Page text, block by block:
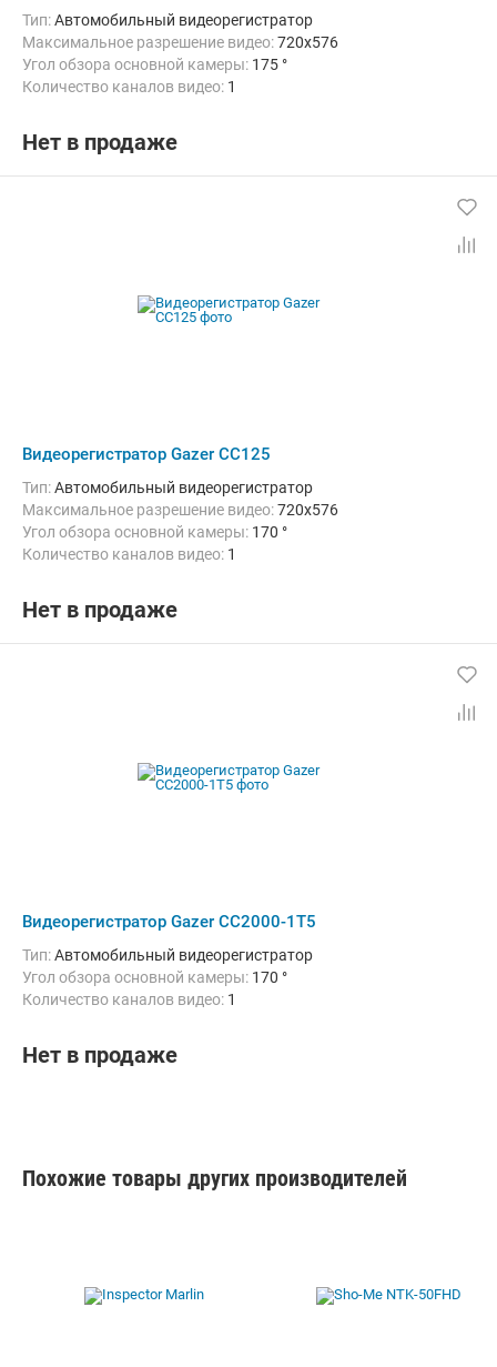
Тип:Автомобильный видеорегистратор
Максимальное разрешение видео:720x576
Угол обзора основной камеры: 175 °
Количество каналов видео: 1
Нет в продаже
Видеорегистратор Gazer CC125
Тип:Автомобильный видеорегистратор
Максимальное разрешение видео:720x576
Угол обзора основной камеры: 170 °
Количество каналов видео: 1
Нет в продаже
Видеорегистратор Gazer CC2000-1T5
Тип:Автомобильный видеорегистратор
Угол обзора основной камеры: 170 °
Количество каналов видео: 1
Нет в продаже
Похожие товары других производителей